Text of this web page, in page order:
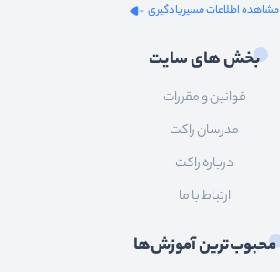
مشاهده اطلاعات مسیریادگیری
بخش های سایت
قوانین و مقررات
مدرسان راکت
درباره راکت
ارتباط با ما
محبوب‌ترین آموزش‌ها